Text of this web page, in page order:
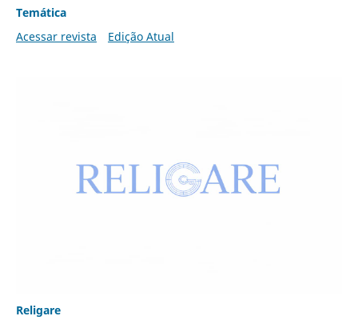
Temática
Acessar revista
Edição Atual
Religare